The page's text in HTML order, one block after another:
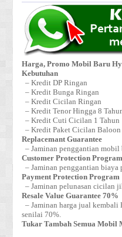
Harga, Promo Mobil Baru
Kebutuhan
– Kredit DP Ringan
– Kredit Bunga Ringan
– Kredit Cicilan Ringan
– Kredit Tenor Hingga 8
– Kredit Cuti Cicilan 1 Tahun
– Kredit Paket Cicilan Baloon
Replacemant Guarantee
– Jaminan penggantian
Customer Protection Program
– Jaminan penggantian biaya
Payment Protection Program
– Jaminan pelunasan cicilan
Resale Value Guarantee 70%
– Jaminan harga jual
senilai 70%.
Tukar Tambah Semua Mobil